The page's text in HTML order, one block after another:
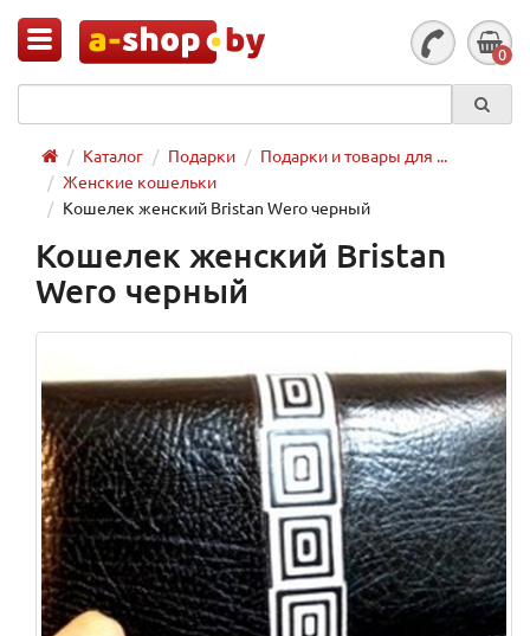
0
Каталог Подарки
Подарки и товары для ...
Женские кошельки
Кошелек женский Bristan Wero черный
Кошелек женский Bristan
Wero черный